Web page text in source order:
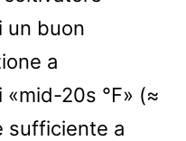
un buon
a
20s °F» (≈
sufficiente a